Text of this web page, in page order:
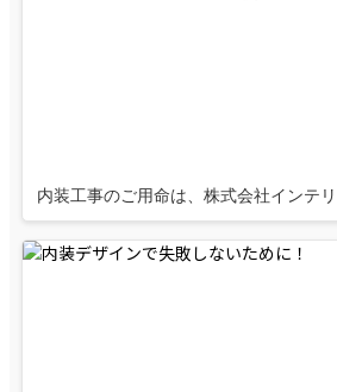
内装工事のご用命は、株式会社インテ